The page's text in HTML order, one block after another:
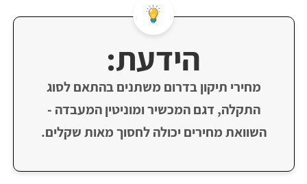
הידעת:
מחירי תיקון בדרום משתנים בהתאם לסוג
התקלה, דגם המכשיר ומוניטין המעבדה -
השוואת מחירים יכולה לחסוך מאות שקלים.